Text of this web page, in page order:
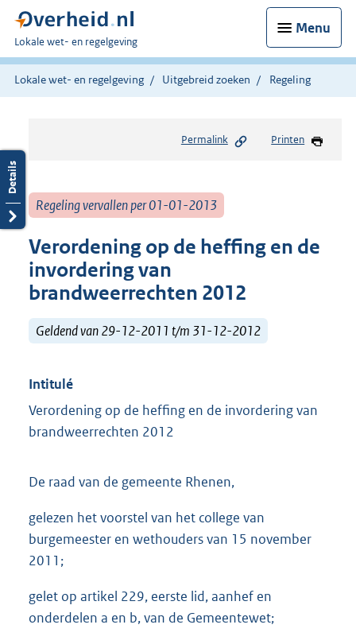
Menu
U
bent
hier:
Lokale wet- en regelgeving
Lokale wet- en regelgeving Uitgebreid zoeken Regeling
Permalink Printen
Regeling vervallen per 01-01-2013
Verordening op de heffing en de
invordering van
brandweerrechten 2012
Geldend van 29-12-2011 t/m 31-12-2012
Intitulé
Verordening op de heffing en de invordering van
brandweerrechten 2012
De raad van de gemeente Rhenen,
gelezen het voorstel van het college van
burgemeester en wethouders van 15 november
2011;
gelet op artikel 229, eerste lid, aanhef en
onderdelen a en b, van de Gemeentewet;